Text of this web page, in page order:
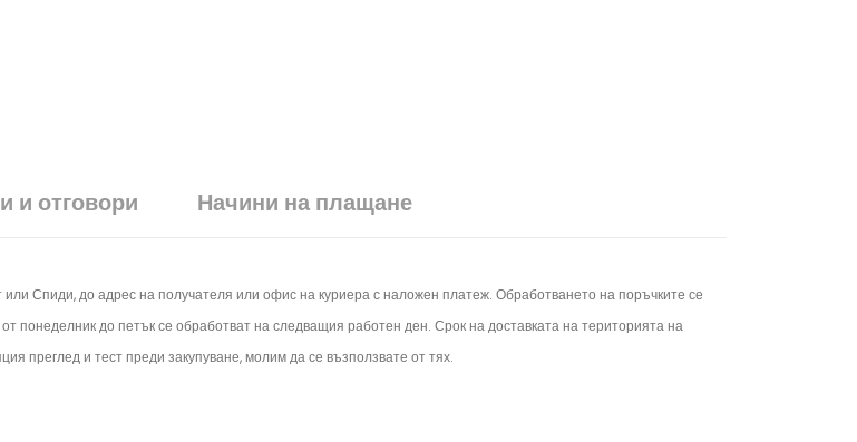
и отговори Начини на плащане
Спиди, до адрес на получателя или офис на куриера с наложен платеж. Обработването на поръчките се
понеделник до петък се обработват на следващия работен ден. Срок на доставката на територията на
преглед и тест преди закупуване, молим да се възползвате от тях.